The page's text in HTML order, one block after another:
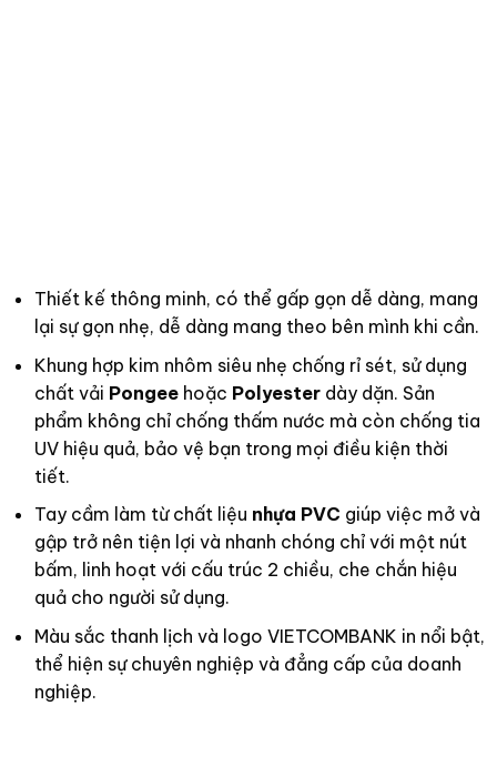
Thiết kế thông minh, có thể gấp gọn dễ dàng, mang
lại sự gọn nhẹ, dễ dàng mang theo bên mình khi cần.
Khung hợp kim nhôm siêu nhẹ chống rỉ sét, sử dụng
chất vải Pongeehoặc Polyesterdày dặn. Sản
phẩm không chỉ chống thấm nước mà còn chống tia
UV hiệu quả, bảo vệ bạn trong mọi điều kiện thời
tiết.
Tay cầm làm từ chất liệu nhựa PVC giúp việc mở và
gập trở nên tiện lợi và nhanh chóng chỉ với một nút
bấm, linh hoạt với cấu trúc 2 chiều, che chắn hiệu
quả cho người sử dụng.
Màu sắc thanh lịch và logo VIETCOMBANK in nổi bật,
thể hiện sự chuyên nghiệp và đẳng cấp của doanh
nghiệp.